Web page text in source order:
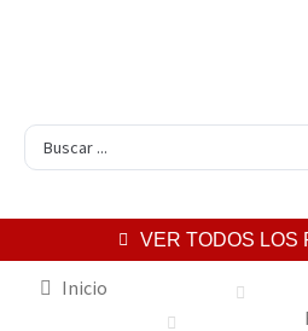
VER TODOS LOS
Inicio